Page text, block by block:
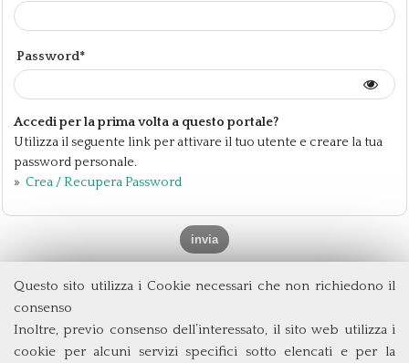
Questo sito utilizza i Cookie necessari che non richiedono il
consenso
Inoltre, previo consenso dell’interessato, il sito web utilizza i
cookie per alcuni servizi specifici sotto elencati e per la
Password*
Accedi per la prima volta a questo portale?
Utilizza il seguente link per attivare il tuo utente e creare la tua
password personale.
» Crea / Recupera Password
Università degli Studi di Roma Tor Vergata
Via Columbia, 2